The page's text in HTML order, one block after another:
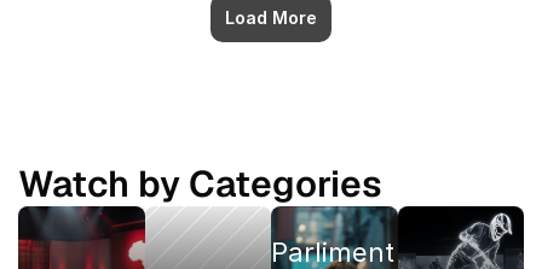
Load More
Watch by Categories
Parliment